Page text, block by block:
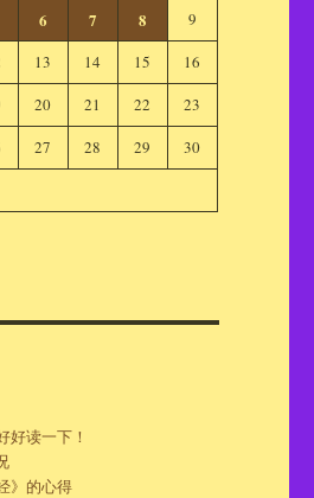
6 7 8
9
13 14 15
16
20 21 22
23
27 28 29
30
好读一下！
》的心得